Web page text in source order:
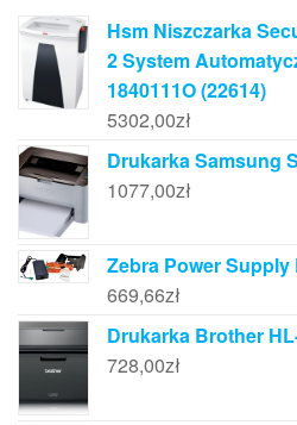
Hsm Niszczarka
2 System
1840111O (22614)
5302,00zł
Drukarka Samsung
1077,00zł
Zebra Power Supply
669,66zł
Drukarka Brother
728,00zł